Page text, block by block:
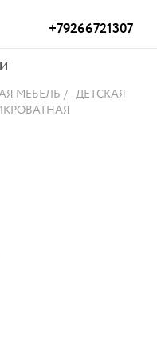
+79266721307
МЕБЕЛЬ
ДЕТСКАЯ